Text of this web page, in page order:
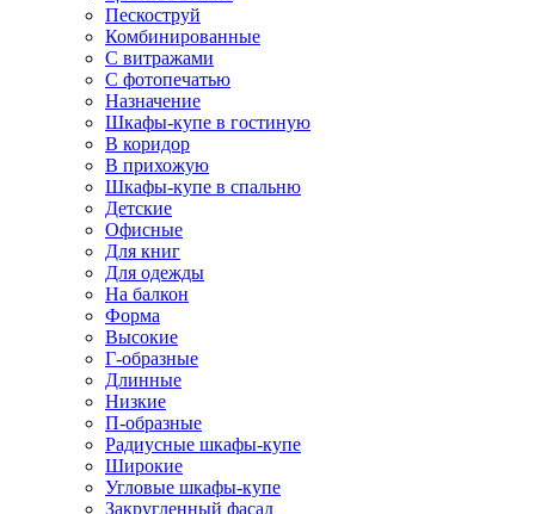
Пескоструй
Комбинированные
С витражами
С фотопечатью
Назначение
Шкафы-купе в гостиную
В коридор
В прихожую
Шкафы-купе в спальню
Детские
Офисные
Для книг
Для одежды
На балкон
Форма
Высокие
Г-образные
Длинные
Низкие
П-образные
Радиусные шкафы-купе
Широкие
Угловые шкафы-купе
Закругленный фасад